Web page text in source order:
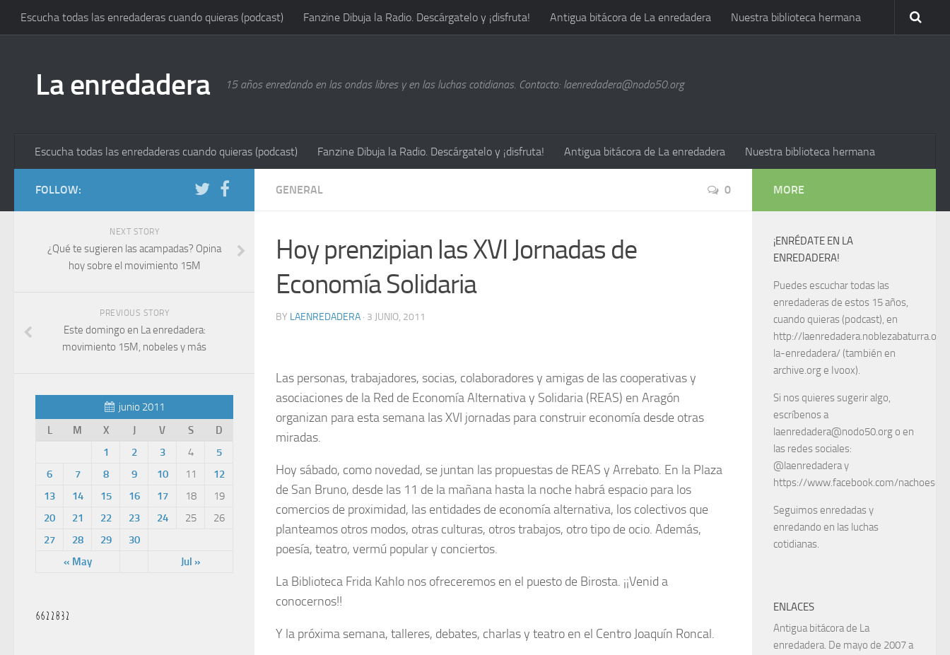
Escucha todas las enredaderas cuando quieras (podcast) Fanzine Dibuja la Radio. Descárgatelo y ¡disfruta! Antigua bitácora de La enredadera Nuestra biblioteca hermana
La enredadera 15 años enredando en las ondas libres y en las luchas cotidianas. Contacto: laenredadera@nodo50.org
Escucha todas las enredaderas cuando quieras (podcast) Fanzine Dibuja la Radio. Descárgatelo y ¡disfruta! Antigua bitácora de La enredadera Nuestra biblioteca hermana
GENERAL 0
Hoy prenzipian las XVI Jornadas de
Economía Solidaria
BY LAENREDADERA · 3 JUNIO, 2011
Las personas, trabajadores, socias, colaboradores y amigas de las cooperativas y
asociaciones de la Red de Economía Alternativa y Solidaria (REAS) en Aragón
organizan para esta semana las XVI jornadas para construir economía desde otras
miradas.
Hoy sábado, como novedad, se juntan las propuestas de REAS y Arrebato. En la Plaza
de San Bruno, desde las 11 de la mañana hasta la noche habrá espacio para los
comercios de proximidad, las entidades de economía alternativa, los colectivos que
planteamos otros modos, otras culturas, otros trabajos, otro tipo de ocio. Además,
poesía, teatro, vermú popular y conciertos.
La Biblioteca Frida Kahlo nos ofreceremos en el puesto de Birosta. ¡¡Venid a
conocernos!!
Y la próxima semana, talleres, debates, charlas y teatro en el Centro Joaquín Roncal.
FOLLOW:
NEXT STORY
¿Qué te sugieren las acampadas? Opina
hoy sobre el movimiento 15M
PREVIOUS STORY
Este domingo en La enredadera:
movimiento 15M, nobeles y más
junio 2011
L
M X J V S D
« May Jul »
1 2 3 4
5
6
7 8 9 10 11
12
13
14 15 16 17 18
19
20
21 22 23 24 25
26
27
28 29 30
MORE
¡ENRÉDATE EN LA
ENREDADERA!
Puedes escuchar todas las
enredaderas de estos 15 años,
cuando quieras (podcast), en
http://
la-enredadera/ (también en
archive.org e Ivoox).
Si nos quieres sugerir algo,
escríbenos a
laenredadera@nodo50.org o en
las redes sociales:
@laenredadera y
https://www.facebook.com/
Seguimos enredadas y
enredando en las luchas
cotidianas.
ENLACES
Antigua bitácora de La
enredadera. De mayo de 2007 a